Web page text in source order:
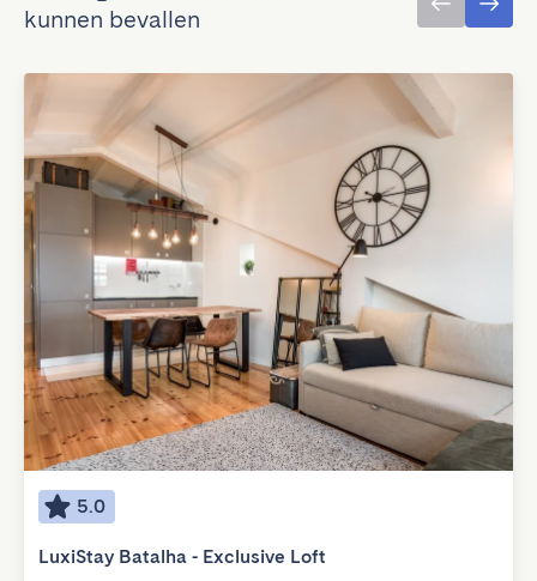
kunnen bevallen
5.0
LuxiStay Batalha - Exclusive Loft